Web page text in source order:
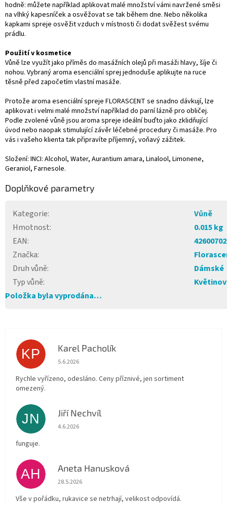
hodně: můžete například aplikovat malé množství vámi navržené směsi
na vlhký kapesníček a osvěžovat se tak během dne. Nebo několika
kapkami spreje osvěžit vzduch v místnosti či dodat svěžest svému
prádlu.
Použití v kosmetice
Vůně lze využít jako příměs do masážních olejů při masáži hlavy, šíje či
nohou. Vybraný aroma esenciální sprej jednoduše aplikujte na ruce
těsně před započetím vlastní masáže.
Protože aroma esenciální spreje FLORASCENT se snadno dávkují, lze
aplikovat i velmi malé množství například do parní lázně pro obličej.
Podle zvolené vůně jsou aroma spreje ideální buďto jako zklidňující
úvod nebo naopak stimulující závěr léčebné procedury či masáže. Pro
vás i vašeho klienta tak připravíte příjemný, voňavý zážitek.
Složení: INCI: Alcohol, Water, Aurantium amara, Linalool, Limonene,
Geraniol, Farnesole.
Doplňkové parametry
Kategorie:
Vůně
Hmotnost:
0.015 kg
EAN:
Značka:
Druh vůně:
Dámské
Typ vůně:
Položka byla vyprodána…
KP Karel Pacholík
Hodnocení obchodu je 4 z 5 hvězdiček.
5.6.2026
Rychle vyřízeno, odesláno. Ceny příznivé, jen sortiment
omezený.
JN Jiří Nechvíl
Hodnocení obchodu je 5 z 5 hvězdiček.
4.6.2026
funguje.
AH Aneta Hanusková
Hodnocení obchodu je 5 z 5 hvězdiček.
28.5.2026
Vše v pořádku, rukavice se netrhají, velikost odpovídá.